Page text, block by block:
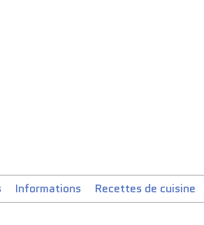
Informations Recettes de cuisine